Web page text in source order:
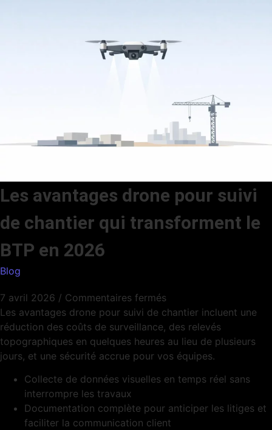
Les avantages drone pour suivi
de chantier qui transforment le
BTP en 2026
Blog
7 avril 2026 / Commentaires fermés
Les avantages drone pour suivi de chantier incluent une
réduction des coûts de surveillance, des relevés
topographiques en quelques heures au lieu de plusieurs
jours, et une sécurité accrue pour vos équipes.
Collecte de données visuelles en temps réel sans
interrompre les travaux
Documentation complète pour anticiper les litiges et
faciliter la communication client